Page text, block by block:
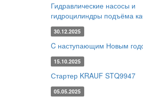
Гидравлические насосы и
гидроцилиндры подъёма
30.12.2025
C наступающим Новым
15.10.2025
Стартер KRAUF STQ9947
05.05.2025